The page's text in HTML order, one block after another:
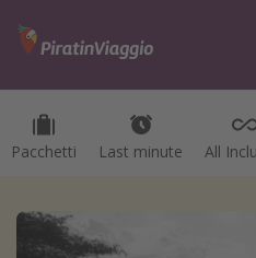
Pacchetti Last minute All
Categorie